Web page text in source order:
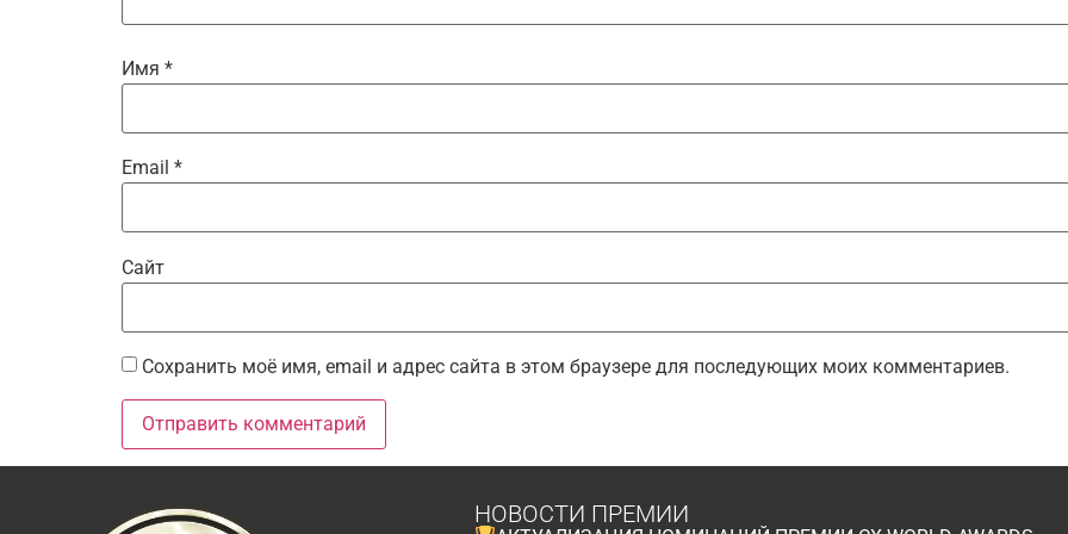
Имя *
Email *
Сайт
Сохранить моё имя, email и адрес сайта в этом браузере для последующих моих комментариев.
НОВОСТИ ПРЕМИИ